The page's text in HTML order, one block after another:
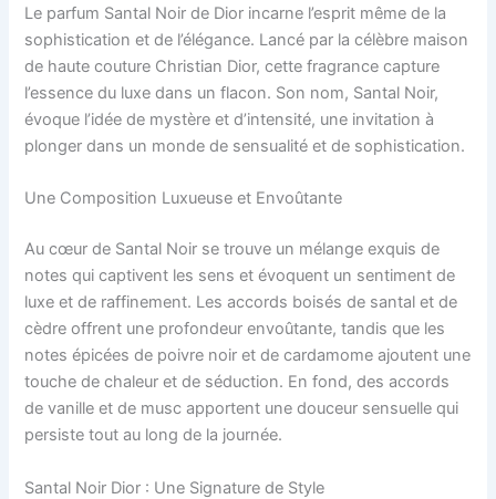
Le parfum Santal Noir de Dior incarne l’esprit même de la
sophistication et de l’élégance. Lancé par la célèbre maison
de haute couture Christian Dior, cette fragrance capture
l’essence du luxe dans un flacon. Son nom, Santal Noir,
évoque l’idée de mystère et d’intensité, une invitation à
plonger dans un monde de sensualité et de sophistication.
Une Composition Luxueuse et Envoûtante
Au cœur de Santal Noir se trouve un mélange exquis de
notes qui captivent les sens et évoquent un sentiment de
luxe et de raffinement. Les accords boisés de santal et de
cèdre offrent une profondeur envoûtante, tandis que les
notes épicées de poivre noir et de cardamome ajoutent une
touche de chaleur et de séduction. En fond, des accords
de vanille et de musc apportent une douceur sensuelle qui
persiste tout au long de la journée.
Santal Noir Dior : Une Signature de Style